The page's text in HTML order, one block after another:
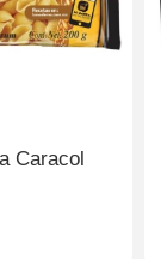
Caracol